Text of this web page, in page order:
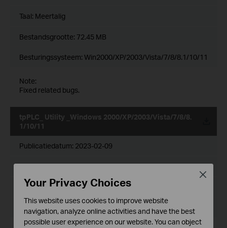
Taal: Meertalig
Bestandsgrootte: 72.45 MB
Besturingssysteem: Win2000/XP/2003/Vista/7/8/8.1/10/11
Note:
Fixed related bugs.
tpPLC_ Utility _Windows 2000/XP/2003/Vista/7/8/8.
1/10/11
Publicatiedatum: 2023-02-09
Taal:Meertalig
Bestandsgrootte:72.44 MB
Besturingssysteem: Win2000/XP/2003/Vista/7/8/8.1/10/11
Your Privacy Choices
This website uses cookies to improve website
navigation, analyze online activities and have the best
possible user experience on our website. You can object
Close